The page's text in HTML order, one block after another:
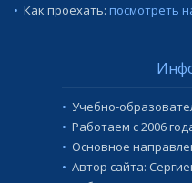
Как проехать: посмотреть
Учебно-
Работаем с 2006
Основное
Автор сайта: